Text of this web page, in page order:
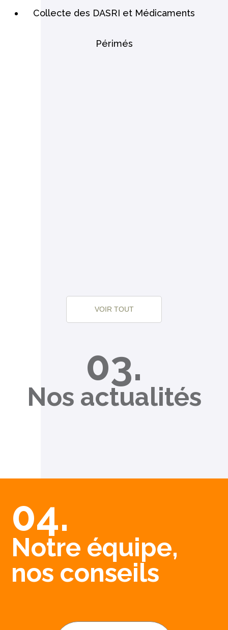
Collecte des DASRI et Médicaments
Périmés
VOIR TOUT
03.
Nos actualités
04.
Notre équipe,
nos conseils